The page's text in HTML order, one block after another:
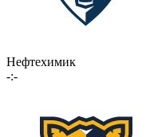
Нефтехимик
-:-